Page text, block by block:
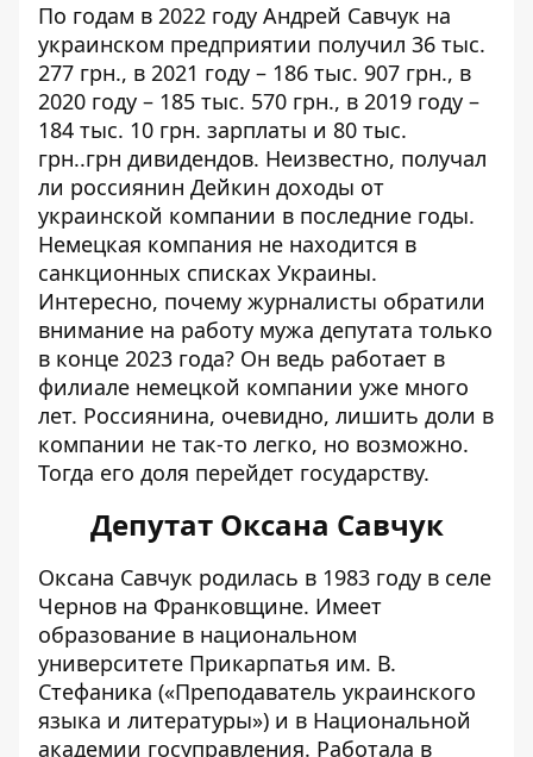
По годам в 2022 году Андрей Савчук на
украинском предприятии получил 36 тыс.
277 грн., в 2021 году – 186 тыс. 907 грн., в
2020 году – 185 тыс. 570 грн., в 2019 году –
184 тыс. 10 грн. зарплаты и 80 тыс.
грн..грн дивидендов. Неизвестно, получал
ли россиянин Дейкин доходы от
украинской компании в последние годы.
Немецкая компания не находится в
санкционных списках Украины.
Интересно, почему журналисты обратили
внимание на работу мужа депутата только
в конце 2023 года? Он ведь работает в
филиале немецкой компании уже много
лет. Россиянина, очевидно, лишить доли в
компании не так-то легко, но возможно.
Тогда его доля перейдет государству.
Депутат Оксана Савчук
Оксана Савчук родилась в 1983 году в селе
Чернов на Франковщине. Имеет
образование в национальном
университете Прикарпатья им. В.
Стефаника («Преподаватель украинского
языка и литературы») и в Национальной
академии госуправления. Работала в